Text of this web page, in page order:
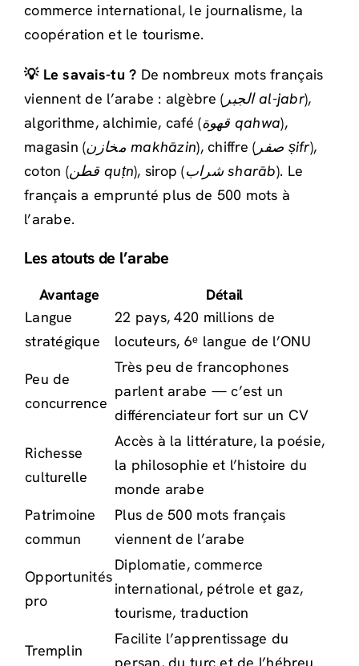
commerce international, le journalisme, la
coopération et le tourisme.
💡 Le savais-tu ? De nombreux mots français
viennent de l’arabe : algèbre (
الجبر al-jabr),
algorithme, alchimie, café (
قهوة qahwa),
magasin (
مخازن makhāzin), chiffre ( صفر ṣifr),
coton (
قطن quṭn), sirop ( شراب sharāb). Le
français a emprunté plus de 500 mots à
l’arabe.
Les atouts de l’arabe
Avantage
Détail
Langue
stratégique
22 pays, 420 millions de
locuteurs, 6ᵉ langue de l’ONU
Peu de
concurrence
Très peu de francophones
parlent arabe — c’est un
différenciateur fort sur un CV
Richesse
culturelle
Accès à la littérature, la poésie,
la philosophie et l’histoire du
monde arabe
Patrimoine
commun
Plus de 500 mots français
viennent de l’arabe
Opportunités
pro
Diplomatie, commerce
international, pétrole et gaz,
tourisme, traduction
Tremplin
Facilite l’apprentissage du